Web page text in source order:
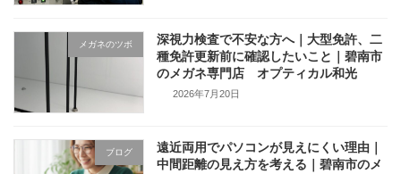
メガネのツボ
深視力検査で不安な方へ｜大型免許、二
種免許更新前に確認したいこと｜碧南市
のメガネ専門店 オプティカル和光
2026年7月20日
ブログ
遠近両用でパソコンが見えにくい理由｜
中間距離の見え方を考える｜碧南市のメ